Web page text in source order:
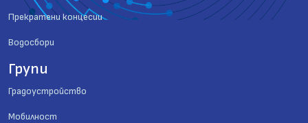
Прекратени концесии
Водосбори
Групи
Градоустройство
Мобилност